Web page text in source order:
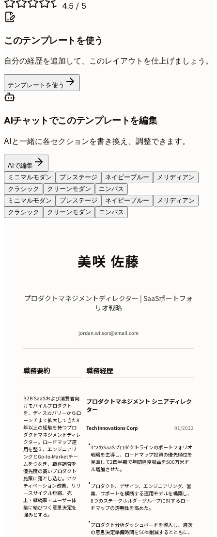
4.5 / 5
このテンプレートを使う
自分の経歴を追加して、このレイアウトを仕上げましょう。
テンプレートを使う
AIチャットでこのテンプレートを編集
AIと一緒に各セクションを書き換え、調整できます。
AIで編集
ミニマルモダン
プレステージ ネイビーブルー
メリディアン
クラシック
クリーンモダン
ニンバス
ミニマルモダン
プレステージ ネイビーブルー
メリディアン
クラシック
クリーンモダン ニンバス
美咲 佐藤
プロダクトマネジメントディレクター | SaaSポートフォ
リオ戦略
jordan.wilson@email.com
職務要約
B2B SaaSおよび消費者向
けモバイルプロダクト
を、ディスカバリーからロ
ーンチまで拡大してきた8
年以上の経験を持つプロ
ダクトマネジメントディレ
クター。ロードマップ運
用を整え、エンジニアリ
ングとGo-to-Marketチー
ムをつなぎ、顧客調査を
優先度の高いプロダクト
施策に落とし込む。アク
ティベーション改善、リリ
ースサイクル短縮、売
上・継続率・ユーザー体
験に結びつく意思決定を
強みとする。
職務経歴
プロダクトマネジメント シニアディレク
ター
Tech Innovations Corp 01/2022
•3つのSaaSプロダクトラインのポートフォリオ
戦略を主導し、ロードマップ投資の優先順位を
見直して2四半期で年間経常収益を500万米ド
ル増加させた。
•プロダクト、デザイン、エンジニアリング、営
業、サポートを横断する運用モデルを構築し、
8つのステークホルダーグループに対するロー
ドマップの透明性を高めた。
•プロダクト分析ダッシュボードを導入し、週次
の意思決定準備時間を50%削減するとともに、